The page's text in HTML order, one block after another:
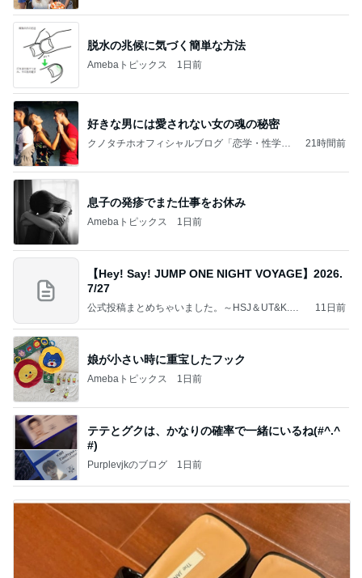
脱水の兆候に気づく簡単な方法
Amebaトピックス 1日前
好きな男には愛されない女の魂の秘密
クノタチホオフィシャルブログ「恋学・性学研
21時間前
息子の発疹でまた仕事をお休み
Amebaトピックス 1日前
【Hey! Say! JUMP ONE NIGHT VOYAGE】2026.
7/27
公式投稿まとめちゃいました。～HSJ＆UT&K.O.
11日前
娘が小さい時に重宝したフック
Amebaトピックス 1日前
テテとグクは、かなりの確率で一緒にいるね(#^.^
#)
Purplevjkのブログ 1日前